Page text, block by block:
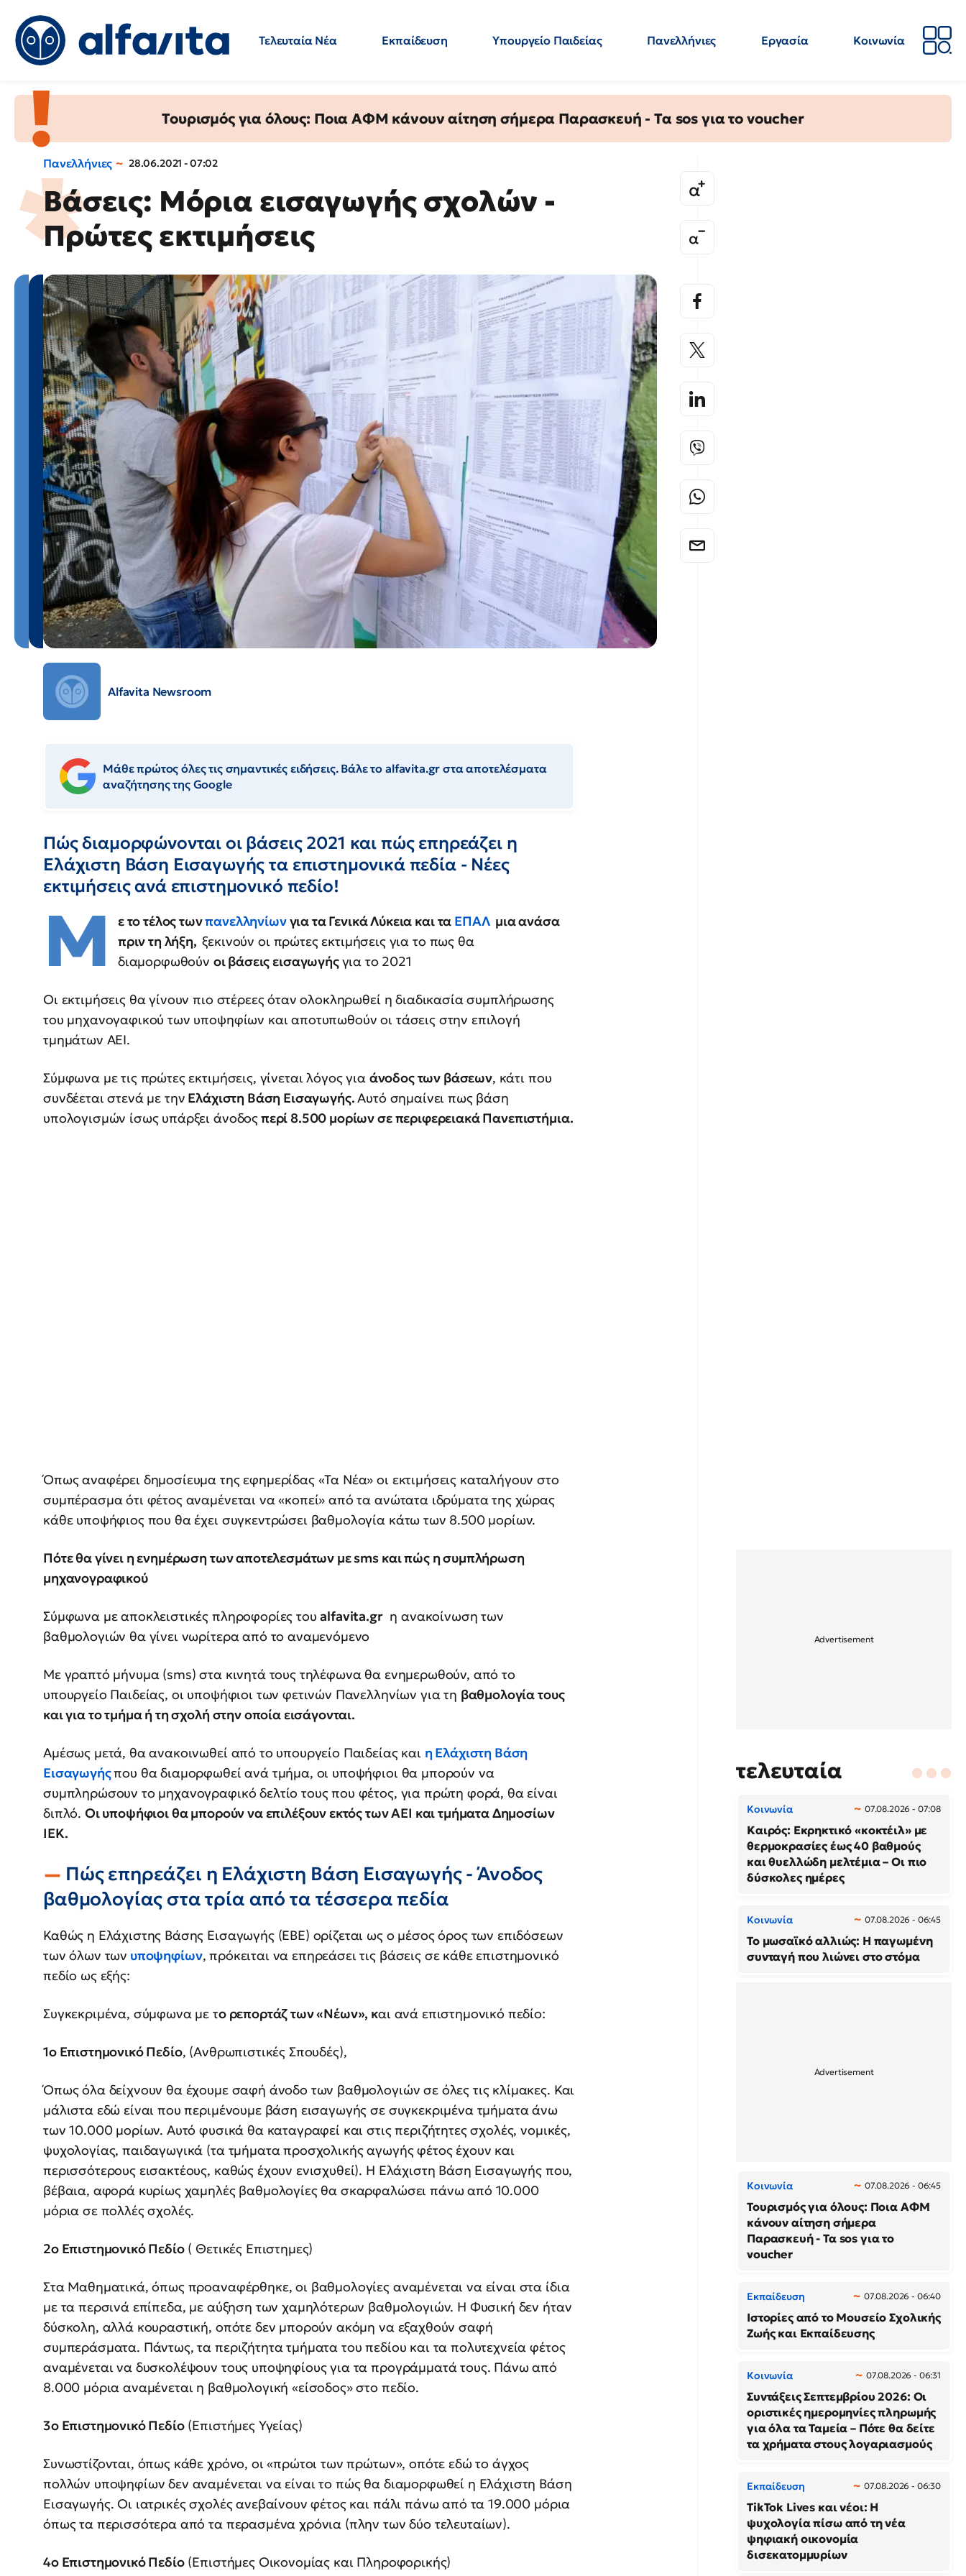
Τελευταία Νέα Εκπαίδευση Υπουργείο Παιδείας Πανελλήνιες Εργασία
Κοινωνία
Τουρισμός για όλους: Ποια ΑΦΜ κάνουν αίτηση σήμερα Παρασκευή - Τα sos για το voucher
Πανελλήνιες 28.06.2021 - 07:02
Βάσεις: Μόρια εισαγωγής σχολών -
Πρώτες εκτιμήσεις
Alfavita Newsroom
Μάθε πρώτος όλες τις σημαντικές ειδήσεις. Βάλε το alfavita.gr στα αποτελέσματα
αναζήτησης της Google
Πώς διαμορφώνονται οι βάσεις 2021 και πώς επηρεάζει η
Ελάχιστη Βάση Εισαγωγής τα επιστημονικά πεδία - Νέες
εκτιμήσεις ανά επιστημονικό πεδίο!
Μ ε το τέλος τωνπανελληνίωνγια τα Γενικά Λύκεια και τα ΕΠΑΛ μια ανάσα
πριν τη λήξη,ξεκινούν οι πρώτες εκτιμήσεις για το πως θα
διαμορφωθούν οι βάσεις εισαγωγήςγια το 2021
Οι εκτιμήσεις θα γίνουν πιο στέρεες όταν ολοκληρωθεί η διαδικασία συμπλήρωσης
του μηχανογαφικού των υποψηφίων και αποτυπωθούν οι τάσεις στην επιλογή
τμημάτων ΑΕΙ.
Σύμφωνα με τις πρώτες εκτιμήσεις, γίνεται λόγος για άνοδος των βάσεων, κάτι που
συνδέεται στενά με την Ελάχιστη Βάση Εισαγωγής.Αυτό σημαίνει πως βάση
υπολογισμών ίσως υπάρξει άνοδοςπερί 8.500 μορίων σε περιφερειακά Πανεπιστήμια.
Όπως αναφέρει δημοσίευμα της εφημερίδας «Τα Νέα» οι εκτιμήσεις καταλήγουν στο
συμπέρασμα ότι φέτος αναμένεται να «κοπεί» από τα ανώτατα ιδρύματα της χώρας
κάθε υποψήφιος που θα έχει συγκεντρώσει βαθμολογία κάτω των 8.500 μορίων.
Πότε θα γίνει η ενημέρωση των αποτελεσμάτων με sms και πώς η συμπλήρωση
μηχανογραφικού
Σύμφωνα με αποκλειστικές πληροφορίες τουalfavita.grη ανακοίνωση των
βαθμολογιών θα γίνει νωρίτερα από το αναμενόμενο
Με γραπτό μήνυμα (sms) στα κινητά τους τηλέφωνα θα ενημερωθούν, από το
υπουργείο Παιδείας, οι υποψήφιοι των φετινών Πανελληνίων για τη βαθμολογία τους
και για το τμήμα ή τη σχολή στην οποία εισάγονται.
Αμέσως μετά, θα ανακοινωθεί από το υπουργείο Παιδείας και η Ελάχιστη Βάση
Εισαγωγήςπου θα διαμορφωθεί ανά τμήμα, οι υποψήφιοι θα μπορούν να
συμπληρώσουν το μηχανογραφικό δελτίο τους που φέτος, για πρώτη φορά, θα είναι
διπλό. Οι υποψήφιοι θα μπορούν να επιλέξουν εκτός των ΑΕΙ και τμήματα Δημοσίων
ΙΕΚ.
Πώς επηρεάζει η Ελάχιστη Βάση Εισαγωγής - Άνοδος
βαθμολογίας στα τρία από τα τέσσερα πεδία
Καθώς η Ελάχιστης Βάσης Εισαγωγής (ΕΒΕ) ορίζεται ως ο μέσος όρος των επιδόσεων
των όλων των υποψηφίων, πρόκειται να επηρεάσει τις βάσεις σε κάθε επιστημονικό
πεδίο ως εξής:
Συγκεκριμένα, σύμφωνα με το ρεπορτάζ των «Νέων», και ανά επιστημονικό πεδίο:
1ο Επιστημονικό Πεδίο, (Ανθρωπιστικές Σπουδές),
Όπως όλα δείχνουν θα έχουμε σαφή άνοδο των βαθμολογιών σε όλες τις κλίμακες. Και
μάλιστα εδώ είναι που περιμένουμε βάση εισαγωγής σε συγκεκριμένα τμήματα άνω
των 10.000 μορίων. Αυτό φυσικά θα καταγραφεί και στις περιζήτητες σχολές, νομικές,
ψυχολογίας, παιδαγωγικά (τα τμήματα προσχολικής αγωγής φέτος έχουν και
περισσότερους εισακτέους, καθώς έχουν ενισχυθεί). Η Ελάχιστη Βάση Εισαγωγής που,
βέβαια, αφορά κυρίως χαμηλές βαθμολογίες θα σκαρφαλώσει πάνω από 10.000
μόρια σε πολλές σχολές.
2ο Επιστημονικό Πεδίο( Θετικές Επιστημες)
Στα Μαθηματικά, όπως προαναφέρθηκε, οι βαθμολογίες αναμένεται να είναι στα ίδια
με τα περσινά επίπεδα, με αύξηση των χαμηλότερων βαθμολογιών. Η Φυσική δεν ήταν
δύσκολη, αλλά κουραστική, οπότε δεν μπορούν ακόμη να εξαχθούν σαφή
συμπεράσματα. Πάντως, τα περιζήτητα τμήματα του πεδίου και τα πολυτεχνεία φέτος
αναμένεται να δυσκολέψουν τους υποψηφίους για τα προγράμματά τους. Πάνω από
8.000 μόρια αναμένεται η βαθμολογική «είσοδος» στο πεδίο.
3ο Επιστημονικό Πεδίο(Επιστήμες Υγείας)
Συνωστίζονται, όπως κάθε χρόνο, οι «πρώτοι των πρώτων», οπότε εδώ το άγχος
πολλών υποψηφίων δεν αναμένεται να είναι το πώς θα διαμορφωθεί η Ελάχιστη Βάση
Εισαγωγής. Οι ιατρικές σχολές ανεβαίνουν φέτος και πάλι πάνω από τα 19.000 μόρια
όπως τα περισσότερα από τα περασμένα χρόνια (πλην των δύο τελευταίων).
4ο Επιστημονικό Πεδίο(Επιστήμες Οικονομίας και Πληροφορικής)
τελευταία
Κοινωνία 07.08.2026 - 07:08
Καιρός: Εκρηκτικό «κοκτέιλ» με
θερμοκρασίες έως 40 βαθμούς
και θυελλώδη μελτέμια – Οι πιο
δύσκολες ημέρες
Κοινωνία 07.08.2026 - 06:45
Το μωσαϊκό αλλιώς: Η παγωμένη
συνταγή που λιώνει στο στόμα
Κοινωνία 07.08.2026 - 06:45
Τουρισμός για όλους: Ποια ΑΦΜ
κάνουν αίτηση σήμερα
Παρασκευή - Τα sos για το
voucher
Εκπαίδευση 07.08.2026 - 06:40
Ιστορίες από το Μουσείο Σχολικής
Ζωής και Εκπαίδευσης
Κοινωνία 07.08.2026 - 06:31
Συντάξεις Σεπτεμβρίου 2026: Οι
οριστικές ημερομηνίες πληρωμής
για όλα τα Ταμεία – Πότε θα δείτε
τα χρήματα στους λογαριασμούς
Εκπαίδευση 07.08.2026 - 06:30
TikTok Lives και νέοι: Η
ψυχολογία πίσω από τη νέα
ψηφιακή οικονομία
δισεκατομμυρίων